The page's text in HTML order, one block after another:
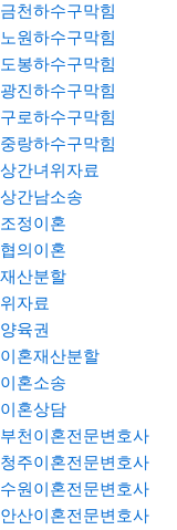
금천하수구막힘
노원하수구막힘
도봉하수구막힘
광진하수구막힘
구로하수구막힘
중랑하수구막힘
상간녀위자료
상간남소송
조정이혼
협의이혼
재산분할
위자료
양육권
이혼재산분할
이혼소송
이혼상담
부천이혼전문변호사
청주이혼전문변호사
수원이혼전문변호사
안산이혼전문변호사